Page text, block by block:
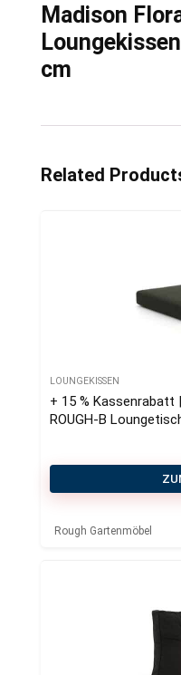
Madison
cm
Related
LOUNGEKISSEN
+ 15 % Kassenrabatt
ROUGH-B
Rough Gartenmöbel